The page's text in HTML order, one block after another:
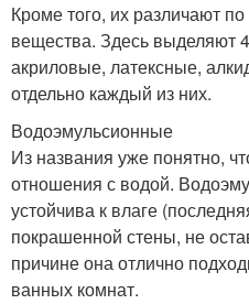
Кроме того, их различают
вещества. Здесь выделяют
акриловые, латексные,
отдельно каждый из них.
Водоэмульсионные
Из названия уже понятно,
отношения с водой.
устойчива к влаге
покрашенной стены, не
причине она отлично
ванных комнат.